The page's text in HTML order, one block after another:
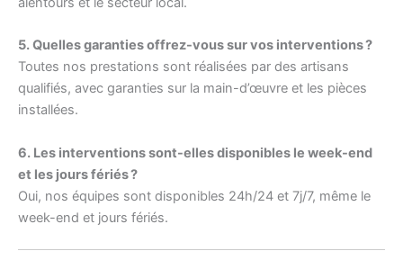
5. Quelles garanties offrez-vous sur vos interventions ?
Toutes nos prestations sont réalisées par des artisans
qualifiés, avec garanties sur la main-d’œuvre et les pièces
installées.
6. Les interventions sont-elles disponibles le week-end
et les jours fériés ?
Oui, nos équipes sont disponibles 24h/24 et 7j/7, même le
week-end et jours fériés.